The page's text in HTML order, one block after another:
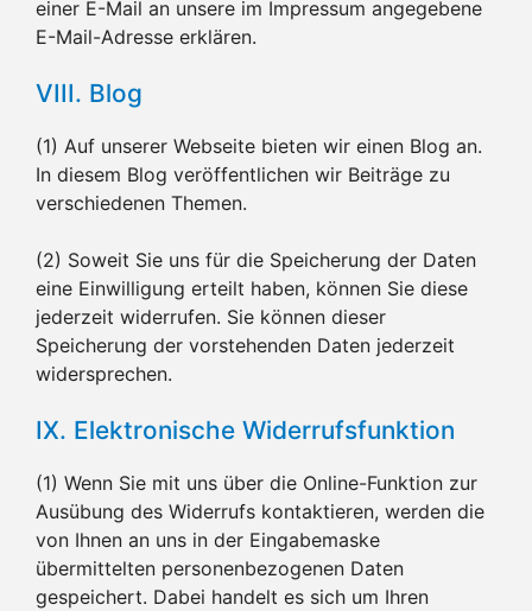
einer E-Mail an unsere im Impressum angegebene
E-Mail-Adresse erklären.
VIII. Blog
(1) Auf unserer Webseite bieten wir einen Blog an.
In diesem Blog veröffentlichen wir Beiträge zu
verschiedenen Themen.
(2) Soweit Sie uns für die Speicherung der Daten
eine Einwilligung erteilt haben, können Sie diese
jederzeit widerrufen. Sie können dieser
Speicherung der vorstehenden Daten jederzeit
widersprechen.
IX. Elektronische Widerrufsfunktion
(1) Wenn Sie mit uns über die Online-Funktion zur
Ausübung des Widerrufs kontaktieren, werden die
von Ihnen an uns in der Eingabemaske
übermittelten personenbezogenen Daten
gespeichert. Dabei handelt es sich um Ihren